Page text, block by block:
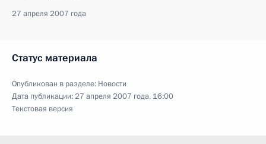
27 апреля 2007 года
Статус материала
Опубликован в разделе: Новости
Дата публикации:27 апреля 2007 года, 16:00
Текстовая версия